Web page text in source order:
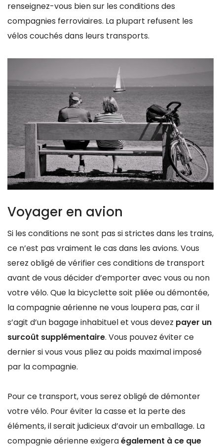
renseignez-vous bien sur les conditions des
compagnies ferroviaires. La plupart refusent les
vélos couchés dans leurs transports.
Voyager en avion
Si les conditions ne sont pas si strictes dans les trains,
ce n’est pas vraiment le cas dans les avions. Vous
serez obligé de vérifier ces conditions de transport
avant de vous décider d’emporter avec vous ou non
votre vélo. Que la bicyclette soit pliée ou démontée,
la compagnie aérienne ne vous loupera pas, car il
s’agit d’un bagage inhabituel et vous devez payer un
surcoût supplémentaire. Vous pouvez éviter ce
dernier si vous vous pliez au poids maximal imposé
par la compagnie.
Pour ce transport, vous serez obligé de démonter
votre vélo. Pour éviter la casse et la perte des
éléments, il serait judicieux d’avoir un emballage. La
compagnie aérienne exigeraégalement à ce que